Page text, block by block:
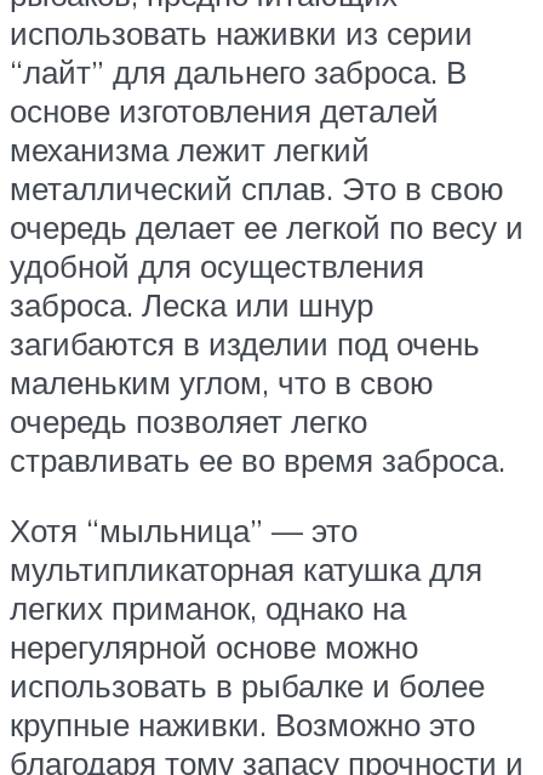
использовать наживки из серии
“лайт” для дальнего заброса. В
основе изготовления деталей
механизма лежит легкий
металлический сплав. Это в свою
очередь делает ее легкой по весу и
удобной для осуществления
заброса. Леска или шнур
загибаются в изделии под очень
маленьким углом, что в свою
очередь позволяет легко
стравливать ее во время заброса.
Хотя “мыльница” — это
мультипликаторная катушка для
легких приманок, однако на
нерегулярной основе можно
использовать в рыбалке и более
крупные наживки. Возможно это
благодаря тому запасу прочности и